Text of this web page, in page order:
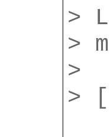
>
>
>
>